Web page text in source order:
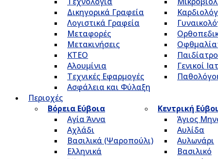
Δικηγορικά Γραφεία
Λογιστικά Γραφεία
Μεταφορές
Μετακινήσεις
ΚΤΕΟ
Αλουμίνια
Τεχνικές Εφαρμογές
Ασφάλεια και Φύλαξη
Γενικοί
Περιοχές
Βόρεια Εύβοια
Αγία Άννα
Αχλάδι
Βασιλικά (Ψαροπούλι)
Ελληνικά
Κεντρική
Άγιος
Αυλίδα
Αυλωνάρι
Βασιλικό